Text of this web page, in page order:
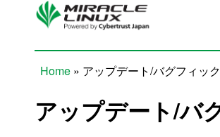
Skip to main content
Home » アップデート/バグフィッ
アップデート/バ